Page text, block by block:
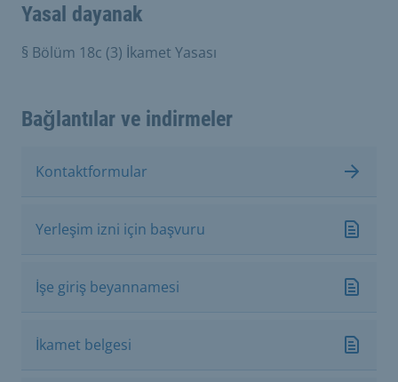
Yasal dayanak
§ Bölüm 18c (3) İkamet Yasası
Bağlantılar ve indirmeler
Kontaktformular
Yerleşim izni için başvuru
İşe giriş beyannamesi
İkamet belgesi